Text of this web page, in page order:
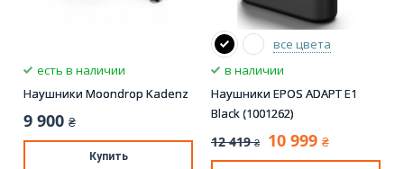
есть в наличии
Наушники Moondrop Kadenz
9 900 ₴
Купить
все цвета
в наличии
Наушники EPOS ADAPT E1
Black (1001262)
12 419 ₴ 10 999 ₴